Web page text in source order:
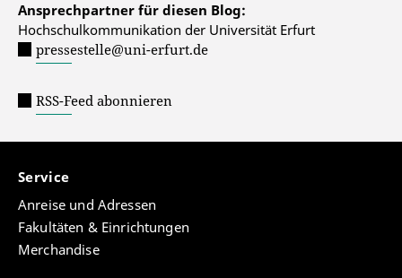
Ansprechpartner für diesen Blog:
Hochschulkommunikation der Universität Erfurt
pressestelle@uni-erfurt.de
RSS-Feed abonnieren
Service
Anreise und Adressen
Fakultäten & Einrichtungen
Merchandise